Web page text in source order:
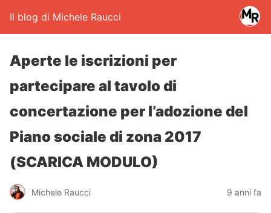
Il blog di Michele Raucci
Aperte le iscrizioni per
partecipare al tavolo di
concertazione per l’adozione del
Piano sociale di zona 2017
(SCARICA MODULO)
Michele Raucci 9 anni fa